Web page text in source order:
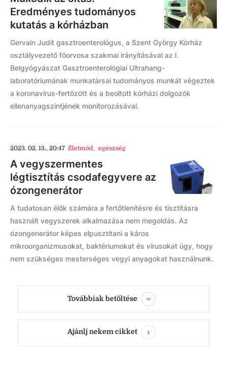
Eredményes tudományos
kutatás a kórházban
Gervain Judit gasztroenterológus, a Szent György Kórház
osztályvezető főorvosa szakmai irányításával az I.
Belgyógyászat Gasztroenterológiai Ultrahang-
laboratóriumának munkatársai tudományos munkát végeztek
a koronavírus-fertőzött és a beoltott kórházi dolgozók
ellenanyagszintjének monitorozásával.
2023. 02. 13., 20:47 Életmód, egészség
A vegyszermentes
légtisztítás csodafegyvere az
ózongenerátor
A tudatosan élők számára a fertőtlenítésre és tisztításra
használt vegyszerek alkalmazása nem megoldás. Az
ózongenerátor képes elpusztítani a káros
mikroorganizmusokat, baktériumokat és vírusokat úgy, hogy
nem szükséges mesterséges vegyi anyagokat használnunk.
Továbbiak betöltése
Ajánlj nekem cikket